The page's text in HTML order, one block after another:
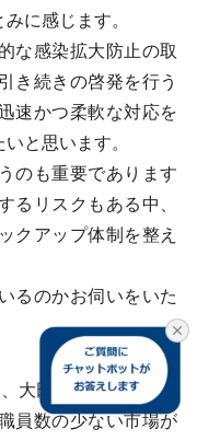
に感じます。
な感染拡大防止の取
き続きの啓発を行う
速かつ柔軟な対応を
と思います。
のも重要であります
るリスクもある中、
クアップ体制を整え
るのかお伺いをいた
大田市場や豊洲市場
員数の少ない市場が